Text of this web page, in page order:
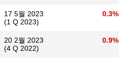
17 5월 2023
(1 Q 2023)
0.3%
20 2월 2023
(4 Q 2022)
0.9%